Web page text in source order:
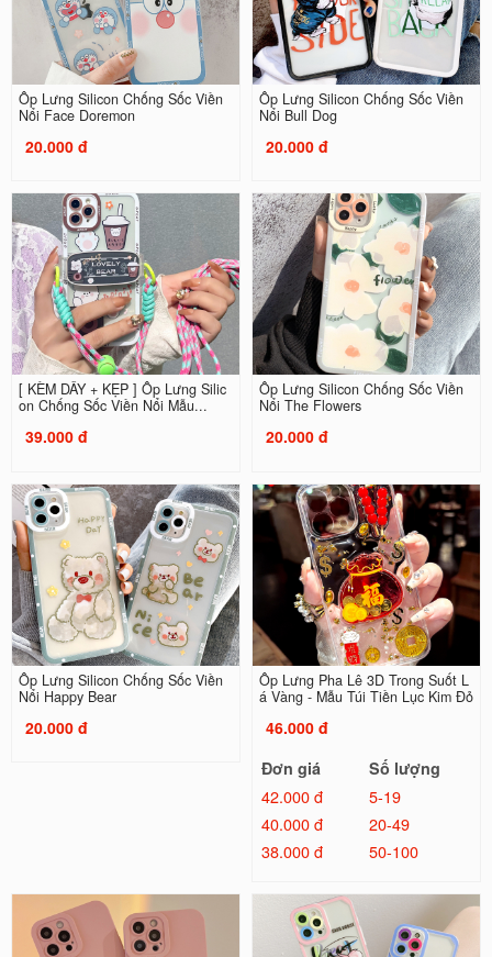
Ốp Lưng Silicon Chống Sốc Viền
Nổi Face Doremon
20.000 đ
Ốp Lưng Silicon Chống Sốc Viền
Nổi Bull Dog
20.000 đ
[ KÈM DÂY + KẸP ] Ốp Lưng Silic
on Chống Sốc Viền Nổi Mẫu...
39.000 đ
Ốp Lưng Silicon Chống Sốc Viền
Nổi The Flowers
20.000 đ
Ốp Lưng Silicon Chống Sốc Viền
Nổi Happy Bear
20.000 đ
Ốp Lưng Pha Lê 3D Trong Suốt L
á Vàng - Mẫu Túi Tiền Lục Kim Đỏ
46.000 đ
Đơn giá
Số lượng
42.000 đ
5-19
40.000 đ
20-49
38.000 đ
50-100